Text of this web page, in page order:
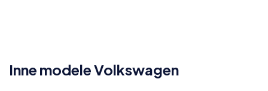
Inne modele Volkswagen